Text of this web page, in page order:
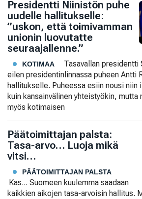
Presidentti Niinistön puhe
uudelle hallitukselle:
”uskon, että toimivamman
unionin luovutatte
seuraajallenne.”
KOTIMAA
Tasavallan
eilen presidentinlinnassa puheen Antti
hallitukselle. Puheessa esiin nousi niin
kuin kansainvälinen yhteistyökin, mutta
myös kotimaisen
Päätoimittajan palsta:
Tasa-arvo… Luoja mikä
vitsi…
PÄÄTOIMITTAJAN PALSTA
Kas... Suomeen kuulemma saadaan
kaikkien aikojen tasa-arvoisin hallitus.